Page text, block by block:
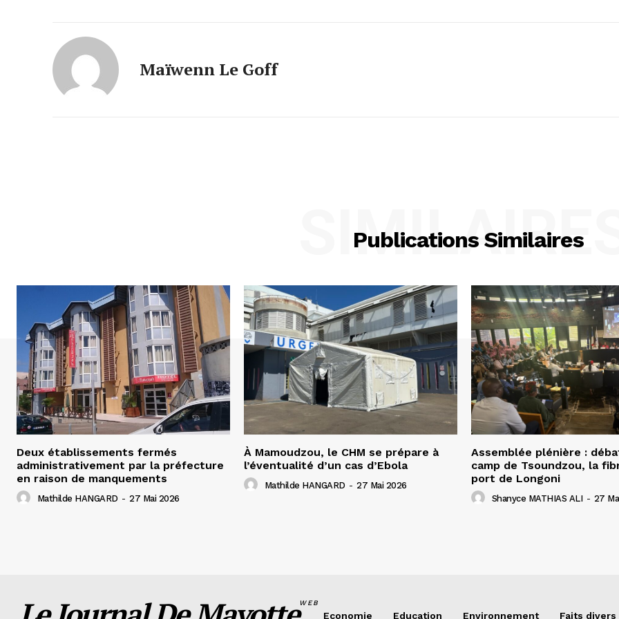
Maïwenn Le Goff
Publications Similaires
Deux établissements fermés
administrativement par la préfecture
en raison de manquements
Mathilde HANGARD - 27 Mai 2026
À Mamoudzou, le CHM se prépare à
l’éventualité d’un cas d’Ebola
Mathilde HANGARD - 27 Mai 2026
Assemblée plénière :
camp de Tsoundzou, la
port de Longoni
Shanyce MATHIAS ALI - 27
WEB
Economie Education Environnement Faits divers